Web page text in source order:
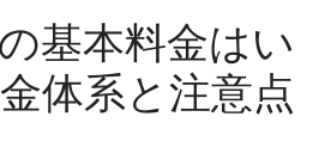
基本料金はい
体系と注意点